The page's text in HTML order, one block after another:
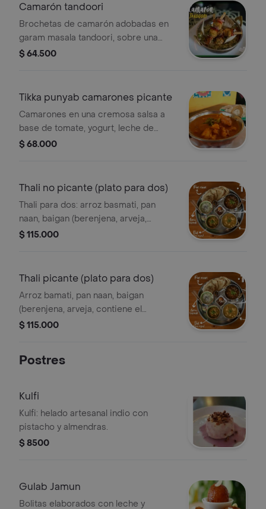
Camarón tandoori
Brochetas de camarón adobadas en
garam masala tandoori, sobre una
cama de pulao de verduras(arroz
$ 64.500
Tikka punyab camarones picante
Camarones en una cremosa salsa a
base de tomate, yogurt, leche de
coco y especias acompañado de
$ 68.000
Thali no picante (plato para dos)
Thali para dos: arroz basmati, pan
naan, baigan (berenjena, arveja,
champiñones), dal de lentejas rojas,
$ 115.000
Thali picante (plato para dos)
Arroz bamati, pan naan, baigan
(berenjena, arveja, contiene el
massala marañón y almendras),
$ 115.000
Postres
Kulfi
Kulfi: helado artesanal indio con
pistacho y almendras.
$ 8500
Gulab Jamun
Bolitas elaborados con leche y